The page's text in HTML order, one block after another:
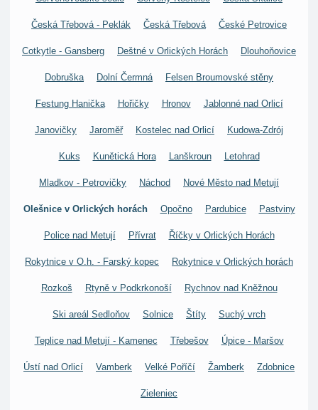
Česká Třebová - Peklák Česká Třebová České Petrovice
Cotkytle - Gansberg Deštné v Orlických Horách Dlouhoňovice
Dobruška Dolní Čermná Felsen Broumovské stěny
Festung Hanička Hořičky Hronov Jablonné nad Orlicí
Janovičky Jaroměř Kostelec nad Orlicí Kudowa-Zdrój
Kuks Kunětická Hora Lanškroun Letohrad
Mladkov - Petrovičky Náchod Nové Město nad Metují
Olešnice v Orlických horách Opočno Pardubice Pastviny
Police nad Metují Přívrat Říčky v Orlických Horách
Rokytnice v O.h. - Farský kopec Rokytnice v Orlických horách
Rozkoš Rtyně v Podkrkonoší Rychnov nad Kněžnou
Ski areál Sedloňov Solnice Štíty Suchý vrch
Teplice nad Metují - Kamenec Třebešov Úpice - Maršov
Ústí nad Orlicí Vamberk Velké Poříčí Žamberk Zdobnice
Zieleniec